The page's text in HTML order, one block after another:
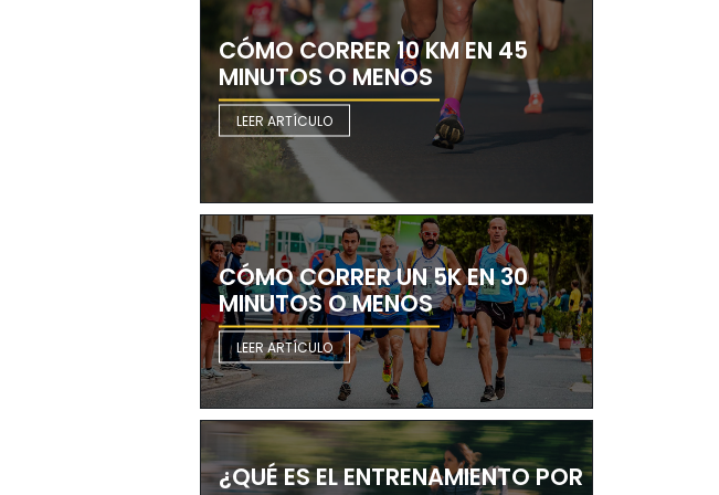
CÓMO CORRER 10 KM EN 45
MINUTOS O MENOS
LEER ARTÍCULO
CÓMO CORRER UN 5K EN 30
MINUTOS O MENOS
LEER ARTÍCULO
¿QUÉ ES EL ENTRENAMIENTO POR